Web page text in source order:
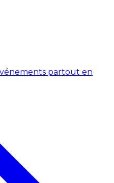
partout en